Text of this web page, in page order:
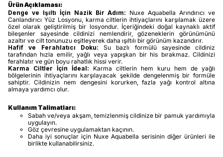
Ürün Açıklaması:
Denge ve Işıltı İçin Nazik Bir Adım: Nuxe Aquabella Arındırıcı ve
Canlandırıcı Yüz Losyonu, karma ciltlerin ihtiyaçlarını karşılamak üzere
özel olarak geliştirilmiş bir losyondur. İçeriğindeki doğal kaynaklı aktif
bileşenler sayesinde cildinizi nemlendirir, gözeneklerin görünümünü
azaltır ve cilt tonunuzu eşitleyerek daha ışıltılı bir görünüm kazandırır.
Hafif ve Ferahlatıcı Doku: Su bazlı formülü sayesinde cildiniz
tarafından hızla emilir, yağlı veya yapışkan bir his bırakmaz. Cildinizi
ferahlatır ve gün boyu rahatlık hissi verir.
Karma Ciltler İçin İdeal: Karma ciltlerin hem kuru hem de yağlı
bölgelerinin ihtiyaçlarını karşılayacak şekilde dengelenmiş bir formüle
sahiptir. Cildinizin nem dengesini korurken, fazla yağı kontrol altına
almaya yardımcı olur.
Kullanım Talimatları:
Sabah ve/veya akşam, temizlenmiş cildinize bir pamuk yardımıyla
uygulayın.
Göz çevresine uygulamaktan kaçının.
Daha iyi sonuçlar için Nuxe Aquabella serisinin diğer ürünleri ile
birlikte kullanabilirsiniz.